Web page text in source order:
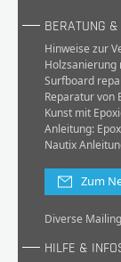
BERATUNG
Hinweise zur
Holzsanierung
Surfboard
Reparatur von
Kunst mit
Anleitung:
Nautix
Zum
Diverse
HILFE &